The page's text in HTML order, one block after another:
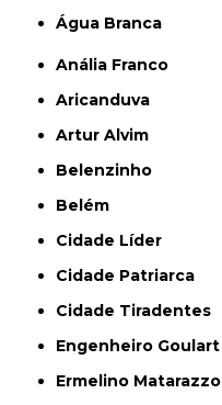
Água Branca
Anália Franco
Aricanduva
Artur Alvim
Belenzinho
Belém
Cidade Líder
Cidade Patriarca
Cidade Tiradentes
Engenheiro Goulart
Ermelino Matarazzo